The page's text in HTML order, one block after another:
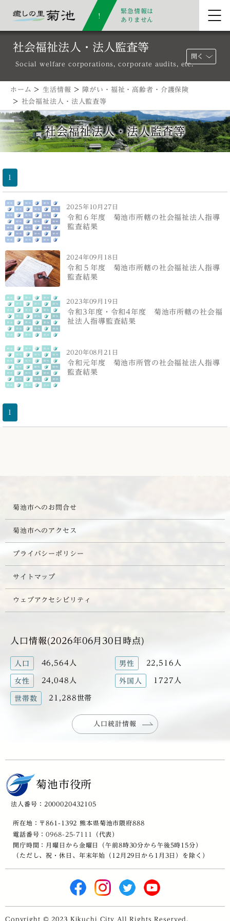
緊急情報は
ありません
社会福祉法人・法人監査等
Social welfare corporations, corporate audits, etc.
開く
ホーム >生活情報 >
障がい・福祉・高齢者・介護保険
> 社会福祉法人・法人監査等
社会福祉法人・法人監査等
1
2025年10月27日
令和６年度 菊池市所轄の社会福祉法人指導
監査結果
2024年09月18日
令和５年度 菊池市所轄の社会福祉法人指導
監査結果
2023年09月19日
令和3年度・令和4年度 菊池市所轄の社会福
祉法人指導監査結果
2020年08月21日
令和元年度 菊池市所管の社会福祉法人指導
監査結果
1
菊池市へのお問合せ
菊池市へのアクセス
プライバシーポリシー
サイトマップ
ウェブアクセシビリティ
人口情報(2026年06月30日時点)
人口 46,564人 男性 22,516人
女性 24,048人 外国人 1727人
世帯数 21,288世帯
人口統計情報
菊池市役所
法人番号：2000020432105
所在地：〒861-1392 熊本県菊池市隈府888
電話番号：0968-25-7111
（代表）
開庁時間：月曜日から金曜日（午前8時30分から午後5時15分）
（ただし、祝・休日、年末年始（12月29日から1月3日）を除く）
Copyright © 2023 Kikuchi City All Rights Reserved.